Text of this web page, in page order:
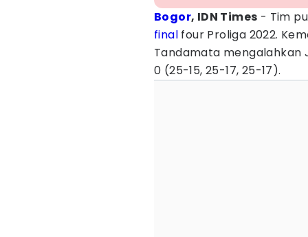
Bogor, IDN Times - Tim
final four Proliga 2022.
Tandamata mengalahkan
0 (25-15, 25-17, 25-17).